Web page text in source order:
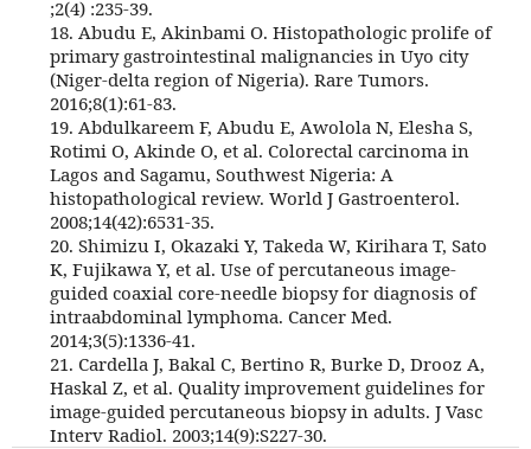
;2(4) :235-39.
18. Abudu E, Akinbami O. Histopathologic prolife of
primary gastrointestinal malignancies in Uyo city
(Niger-delta region of Nigeria). Rare Tumors.
2016;8(1):61-83.
19. Abdulkareem F, Abudu E, Awolola N, Elesha S,
Rotimi O, Akinde O, et al. Colorectal carcinoma in
Lagos and Sagamu, Southwest Nigeria: A
histopathological review. World J Gastroenterol.
2008;14(42):6531-35.
20. Shimizu I, Okazaki Y, Takeda W, Kirihara T, Sato
K, Fujikawa Y, et al. Use of percutaneous image-
guided coaxial core-needle biopsy for diagnosis of
intraabdominal lymphoma. Cancer Med.
2014;3(5):1336-41.
21. Cardella J, Bakal C, Bertino R, Burke D, Drooz A,
Haskal Z, et al. Quality improvement guidelines for
image-guided percutaneous biopsy in adults. J Vasc
Interv Radiol. 2003;14(9):S227-30.